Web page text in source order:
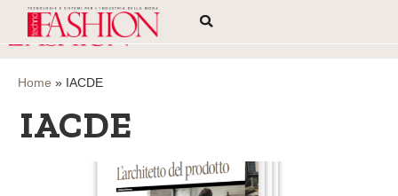
Home » IACDE
IACDE